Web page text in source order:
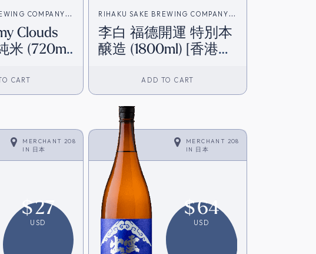
COMPANY
Clouds
米 (720ml)
CART
RIHAKU SAKE BREWING COMPANY
(李白酒造)
李白 福德開運 特別本
醸造 (1800ml) [香港在
ADD TO CART
MERCHANT 208
IN 日本
$27
USD
MERCHANT 208
IN 日本
$64
USD